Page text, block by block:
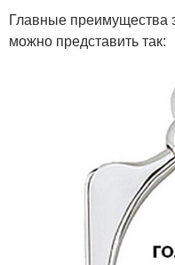
Главные преимущества
можно представить так: